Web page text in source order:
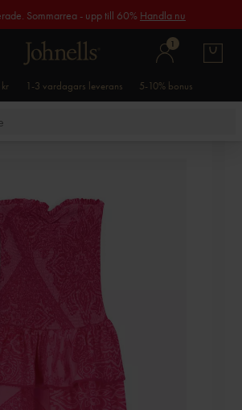
Sommarrea - upp till 60% Handla nu
1
1-3 vardagars leverans 5-10% bonus